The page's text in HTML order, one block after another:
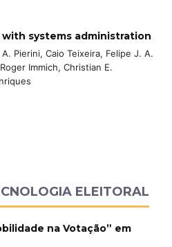
with systems administration
Pierini, Caio Teixeira, Felipe J. A.
Immich, Christian E.
ELEITORAL
na Votação” em